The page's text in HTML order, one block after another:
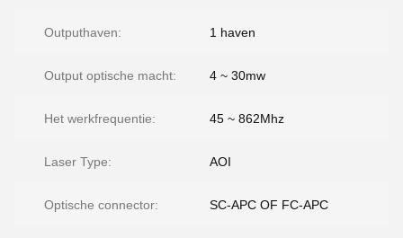
Outputhaven: 1 haven
Output optische macht: 4 ~ 30mw
Het werkfrequentie: 45 ~ 862Mhz
Laser Type: AOI
Optische connector: SC-APC OF FC-APC